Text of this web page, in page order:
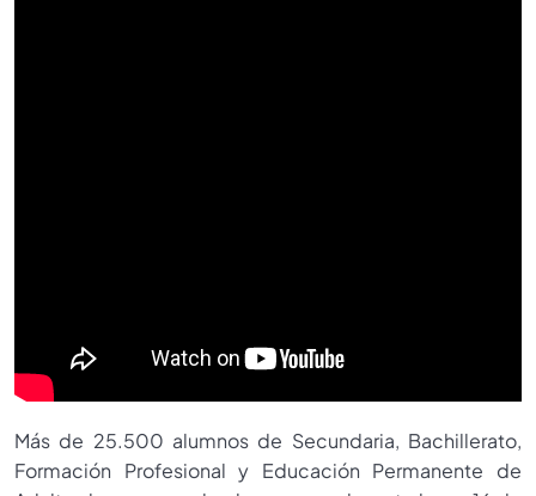
Más de 25.500 alumnos de Secundaria, Bachillerato,
Formación Profesional y Educación Permanente de